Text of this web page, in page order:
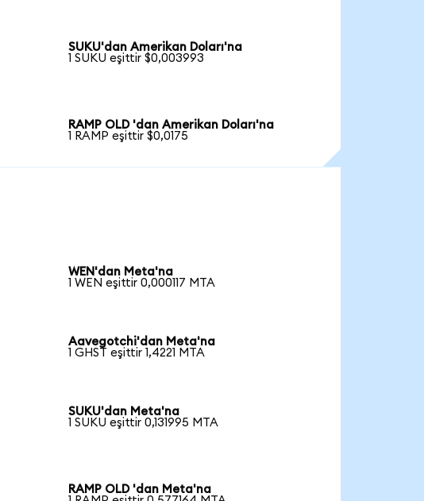
SUKU'dan Amerikan Doları'na
1 SUKU eşittir $0,003993
RAMP OLD 'dan Amerikan Doları'na
1 RAMP eşittir $0,0175
WEN'dan Meta'na
1 WEN eşittir 0,000117 MTA
Aavegotchi'dan Meta'na
1 GHST eşittir 1,4221 MTA
SUKU'dan Meta'na
1 SUKU eşittir 0,131995 MTA
RAMP OLD 'dan Meta'na